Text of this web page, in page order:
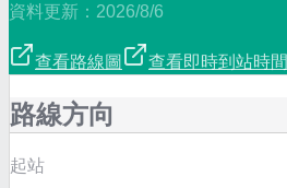
資料更新： 2026/8/6
查看路線圖 查看即時到站時間
路線方向
起站